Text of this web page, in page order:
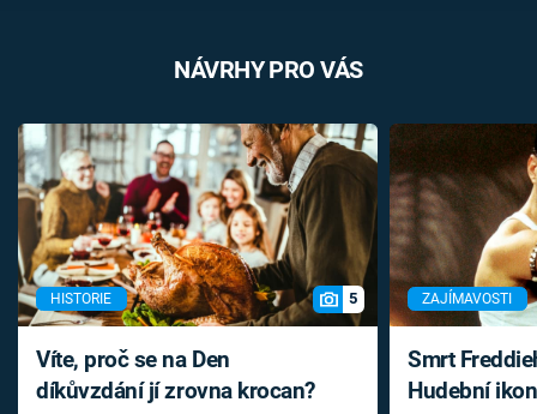
NÁVRHY PRO VÁS
HISTORIE 5
Víte, proč se na Den
díkůvzdání jí zrovna krocan?
ZAJÍMAVOSTI
Smrt
Hudební